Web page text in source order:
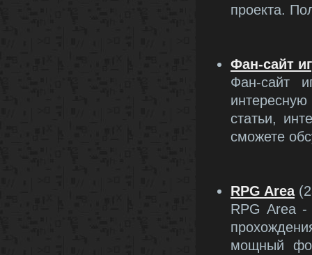
проекта.
Фан-сайт
Фан-сайт
статьи,
сможете
RPG Area
RPG Area -
мощный